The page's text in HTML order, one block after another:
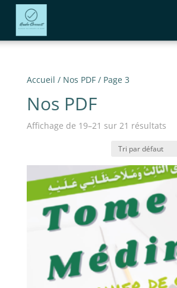
Accueil / Nos PDF/ Page 3
Nos PDF
Affichage de 19–21 sur 21 résultats